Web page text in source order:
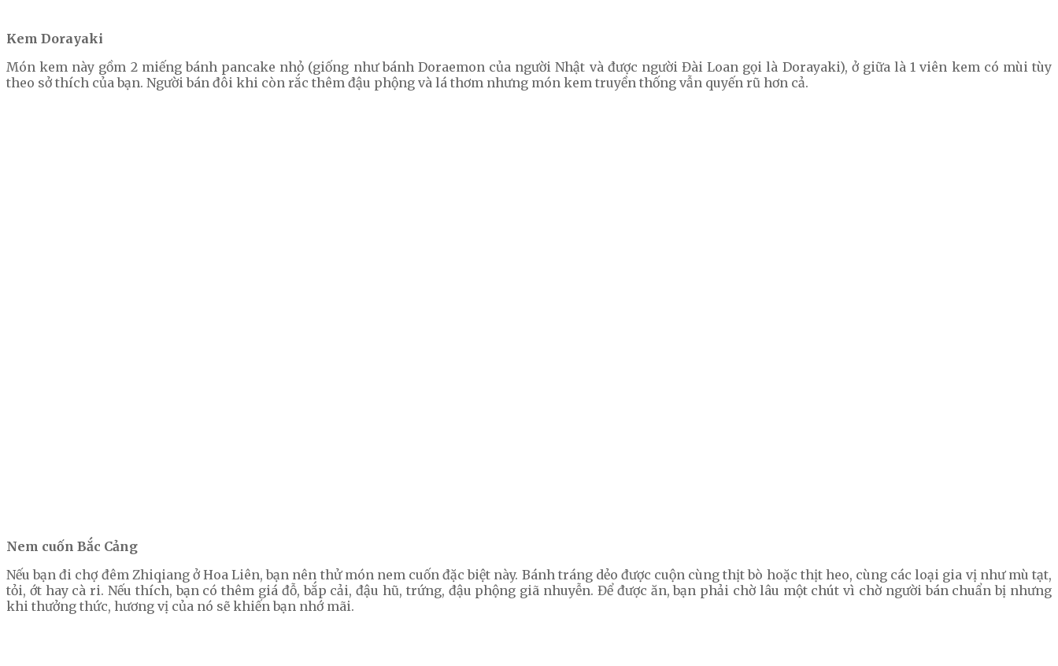
Kem Dorayaki
Món kem này gồm 2 miếng bánh pancake nhỏ (giống như bánh Doraemon của người Nhật và được người Đài Loan gọi là Dorayaki), ở giữa là 1 viên kem có mùi tùy
theo sở thích của bạn. Người bán đôi khi còn rắc thêm đậu phộng và lá thơm nhưng món kem truyền thống vẫn quyến rũ hơn cả.
Nem cuốn Bắc Cảng
Nếu bạn đi chợ đêm Zhiqiang ở Hoa Liên, bạn nên thử món nem cuốn đặc biệt này. Bánh tráng dẻo được cuộn cùng thịt bò hoặc thịt heo, cùng các loại gia vị như mù tạt,
tỏi, ớt hay cà ri. Nếu thích, bạn có thêm giá đỗ, bắp cải, đậu hũ, trứng, đậu phộng giã nhuyễn. Để được ăn, bạn phải chờ lâu một chút vì chờ người bán chuẩn bị nhưng
khi thưởng thức, hương vị của nó sẽ khiến bạn nhớ mãi.